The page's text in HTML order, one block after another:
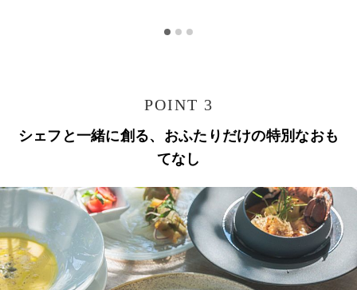
POINT 3
シェフと一緒に創る、おふたりだけの特別なおも
てなし